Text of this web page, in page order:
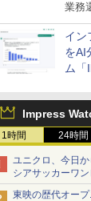
業務
イン
をAI
ム「
Impress
1時間 24時間
ユニクロ、今日
シアサッカーワ
ショーツは1990
東映の歴代オー